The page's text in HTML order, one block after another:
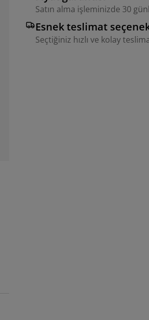
Satın alma işleminizde 30
Esnek teslimat
Seçtiğiniz hızlı ve kolay